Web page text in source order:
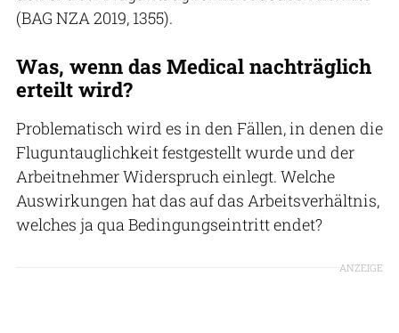
(BAG NZA 2019, 1355).
Was, wenn das Medical nachträglich
erteilt wird?
Problematisch wird es in den Fällen, in denen die
Fluguntauglichkeit festgestellt wurde und der
Arbeitnehmer Widerspruch einlegt. Welche
Auswirkungen hat das auf das Arbeitsverhältnis,
welches ja qua Bedingungseintritt endet?
ANZEIGE